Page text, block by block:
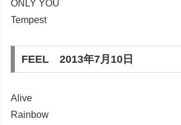
ONLY YOU
Tempest
FEEL 2013年7月10日
Alive
Rainbow